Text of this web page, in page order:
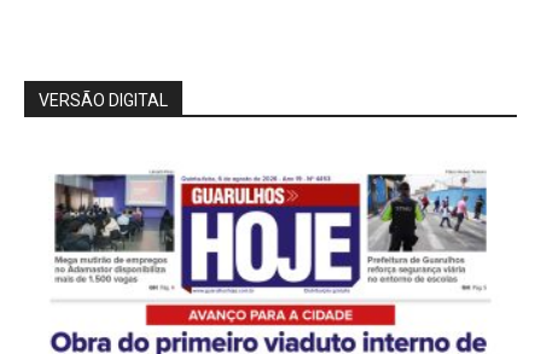
VERSÃO DIGITAL